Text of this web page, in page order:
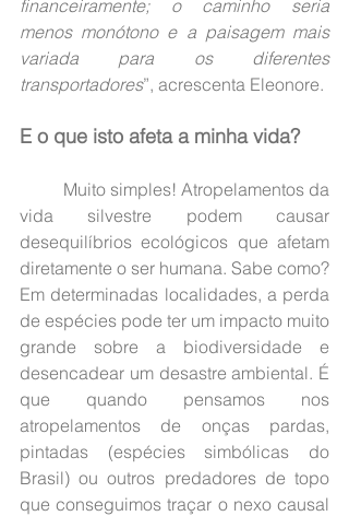
financeiramente; o caminho seria
menos monótono e a paisagem mais
variada para os diferentes
transportadores”, acrescenta Eleonore.
E o que isto afeta a minha vida?
vida silvestre podem causar
desequilíbrios ecológicos que afetam
diretamente o ser humana. Sabe como?
Em determinadas localidades, a perda
de espécies pode ter um impacto muito
grande sobre a biodiversidade e
desencadear um desastre ambiental. É
que quando pensamos nos
atropelamentos de onças pardas,
pintadas (espécies simbólicas do
Brasil) ou outros predadores de topo
que conseguimos traçar o nexo causal